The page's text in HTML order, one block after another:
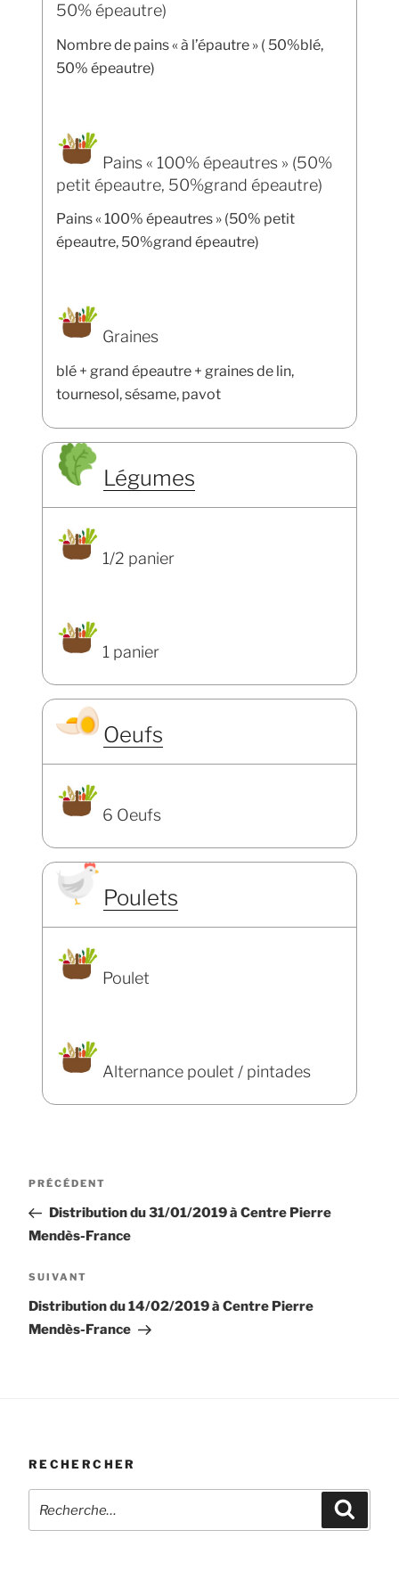
50% épeautre)
Nombre de pains « à l’épautre » ( 50%blé,
50% épeautre)
Pains « 100% épeautres » (50%
petit épeautre, 50%grand épeautre)
Pains « 100% épeautres » (50% petit
épeautre, 50%grand épeautre)
Graines
blé + grand épeautre + graines de lin,
tournesol, sésame, pavot
Légumes
1/2 panier
1 panier
Oeufs
6 Oeufs
Poulets
Poulet
Alternance poulet / pintades
Navigation
l’article
Article
précédent
PRÉCÉDENT
Distribution du 31/01/2019 à Centre Pierre
Mendès-France
Article
suivant
SUIVANT
Distribution du 14/02/2019 à Centre Pierre
Mendès-France
RECHERCHER